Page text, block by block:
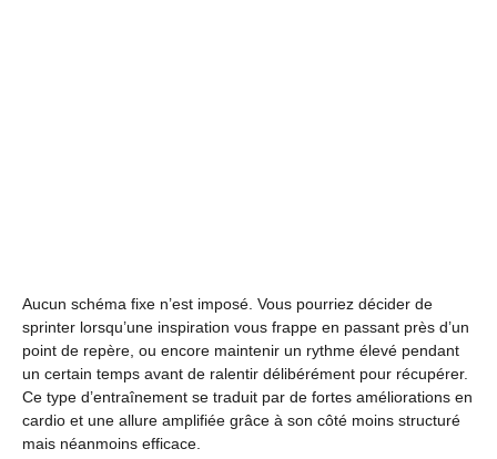
Aucun schéma fixe n’est imposé. Vous pourriez décider de
sprinter lorsqu’une inspiration vous frappe en passant près d’un
point de repère, ou encore maintenir un rythme élevé pendant
un certain temps avant de ralentir délibérément pour récupérer.
Ce type d’entraînement se traduit par de fortes améliorations en
cardio et une allure amplifiée grâce à son côté moins structuré
mais néanmoins efficace.